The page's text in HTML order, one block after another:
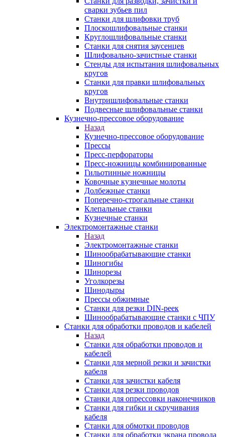
сварки зубьев пил
Станки для шлифовки труб
Плоскошлифовальные станки
Круглошлифовальные станки
Станки для снятия заусенцев
Шлифовально-зачистные станки
Стенды для испытания шлифовальных
кругов
Станки для правки шлифовальных
кругов
Внутришлифовальные станки
Подвесные шлифовальные станки
Кузнечно-прессовое оборудование
Назад
Кузнечно-прессовое оборудование
Прессы
Пресс-перфораторы
Пресс-ножницы комбинированные
Гильотинные ножницы
Ковочные кузнечные молоты
Долбежные станки
Поперечно-строгальные станки
Клепальные станки
Кузнечные станки
Электромонтажные станки
Назад
Электромонтажные станки
Шинообрабатывающие станки
Шиногибы
Шинорезы
Уголкорезы
Шинодыры
Прессы обжимные
Станки для резки DIN-реек
Шинообрабатывающие станки с ЧПУ
Станки для обработки проводов и кабелей
Назад
Станки для обработки проводов и
кабелей
Станки для мерной резки и зачистки
кабеля
Станки для зачистки кабеля
Станки для резки проводов
Станки для опрессовки наконечников
Станки для гибки и скручивания
кабеля
Станки для обмотки проводов
Станки для обработки экрана провода